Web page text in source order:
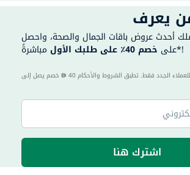
يعرف
أحدث عروض باقات الجمال والصحة، واحصل
على خصم 40٪ على طلبك الأول مباشرةً*!
اشترك هنا